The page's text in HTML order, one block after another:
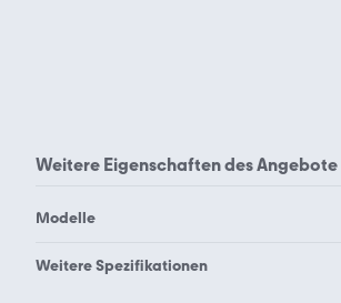
Weitere Eigenschaften desAngebote
Modelle
Fendt 515 sg
Weitere Spezifikationen